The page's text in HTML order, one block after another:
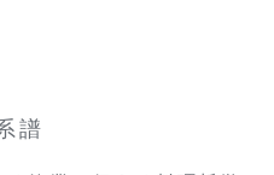
譜